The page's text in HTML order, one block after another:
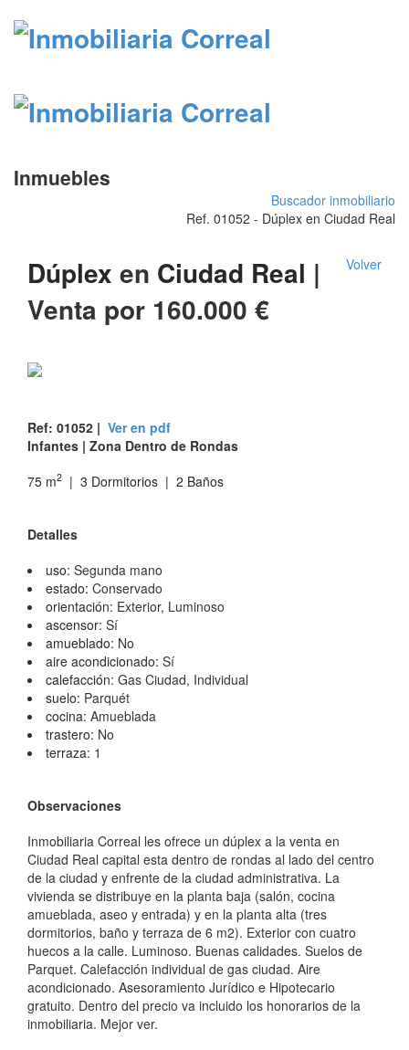
Inmuebles
Buscador inmobiliario
Ref. 01052 - Dúplex en Ciudad Real
Volver
Dúplex en Ciudad Real |
Venta por 160.000 €
Ref: 01052 | Ver en pdf
Infantes | Zona Dentro de Rondas
75 m2 | 3 Dormitorios | 2 Baños
Detalles
uso: Segunda mano
estado: Conservado
orientación: Exterior, Luminoso
ascensor: Sí
amueblado: No
aire acondicionado: Sí
calefacción: Gas Ciudad, Individual
suelo: Parquét
cocina: Amueblada
trastero: No
terraza: 1
Observaciones
Inmobiliaria Correal les ofrece un dúplex a la venta en
Ciudad Real capital esta dentro de rondas al lado del centro
de la ciudad y enfrente de la ciudad administrativa. La
vivienda se distribuye en la planta baja (salón, cocina
amueblada, aseo y entrada) y en la planta alta (tres
dormitorios, baño y terraza de 6 m2). Exterior con cuatro
huecos a la calle. Luminoso. Buenas calidades. Suelos de
Parquet. Calefacción individual de gas ciudad. Aire
acondicionado. Asesoramiento Jurídico e Hipotecario
gratuito. Dentro del precio va incluido los honorarios de la
inmobiliaria. Mejor ver.